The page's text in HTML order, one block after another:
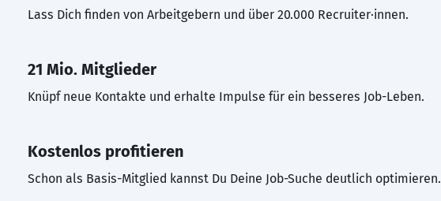
Lass Dich finden von Arbeitgebern und über 20.000 Recruiter·innen.
21 Mio. Mitglieder
Knüpf neue Kontakte und erhalte Impulse für ein besseres Job-Leben.
Kostenlos profitieren
Schon als Basis-Mitglied kannst Du Deine Job-Suche deutlich optimieren.